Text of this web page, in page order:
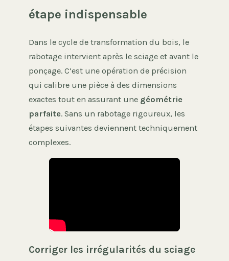
étape indispensable
Dans le cycle de transformation du bois, le
rabotage intervient après le sciage et avant le
ponçage. C’est une opération de précision
qui calibre une pièce à des dimensions
exactes tout en assurant une géométrie
parfaite. Sans un rabotage rigoureux, les
étapes suivantes deviennent techniquement
complexes.
Corriger les irrégularités du sciage